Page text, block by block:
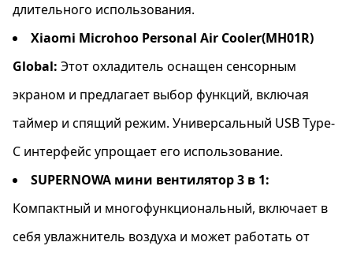
длительного использования.
Xiaomi Microhoo Personal Air Cooler(MH01R)
Global: Этот охладитель оснащен сенсорным
экраном и предлагает выбор функций, включая
таймер и спящий режим. Универсальный USB Type-
C интерфейс упрощает его использование.
SUPERNOWA мини вентилятор 3 в 1:
Компактный и многофункциональный, включает в
себя увлажнитель воздуха и может работать от